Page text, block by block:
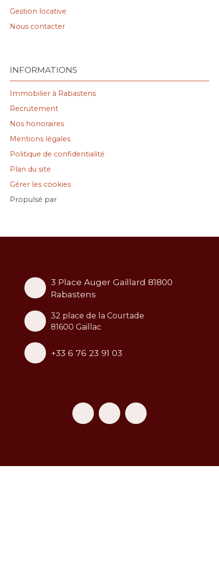
Gestion locative
Nous contacter
INFORMATIONS
Immobilier à Rabastens
Recrutement
Nos honoraires
Mentions légales
Politique de confidentialité
Plan du site
Gérer les cookies
Propulsé par
3 Place Auger Gaillard 81800
Rabastens
32 place de la Courtade
81600 Gaillac
+33 6 76 23 91 03